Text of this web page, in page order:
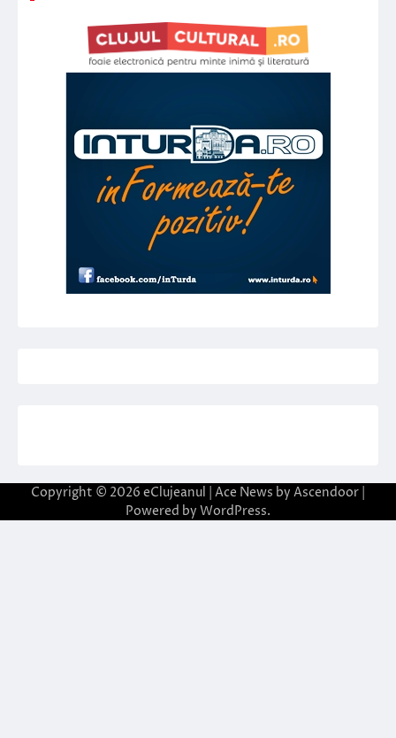
Copyright © 2026 eClujeanul | Ace News by Ascendoor
Powered by WordPress.